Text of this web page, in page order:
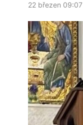
22 březen 09:07